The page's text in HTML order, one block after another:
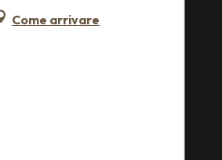
Come arrivare